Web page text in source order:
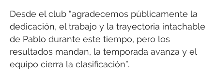
Desde el club “agradecemos públicamente la
dedicación, el trabajo y la trayectoria intachable
de Pablo durante este tiempo, pero los
resultados mandan, la temporada avanza y el
equipo cierra la clasificación”.